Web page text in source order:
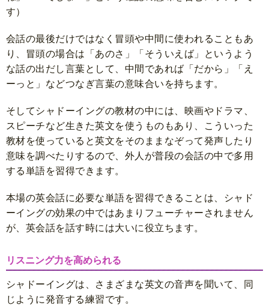
す）
会話の最後だけではなく冒頭や中間に使われることもあ
り、冒頭の場合は「あのさ」「そういえば」というよう
な話の出だし言葉として、中間であれば「だから」「え
ーっと」などつなぎ言葉の意味合いを持ちます。
そしてシャドーイングの教材の中には、映画やドラマ、
スピーチなど生きた英文を使うものもあり、こういった
教材を使っていると英文をそのままなぞって発声したり
意味を調べたりするので、外人が普段の会話の中で多用
する単語を習得できます。
本場の英会話に必要な単語を習得できることは、シャド
ーイングの効果の中ではあまりフューチャーされません
が、英会話を話す時には大いに役立ちます。
リスニング力を高められる
シャドーイングは、さまざまな英文の音声を聞いて、同
じように発音する練習です。